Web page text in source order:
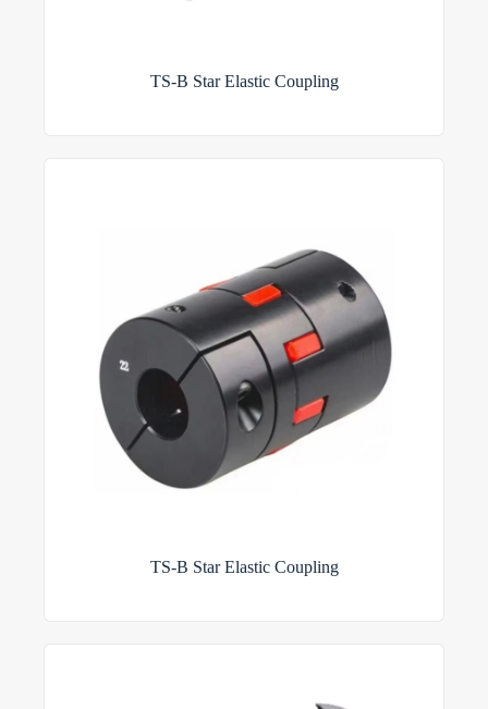
TS-B Star Elastic Coupling
TS-B Star Elastic Coupling